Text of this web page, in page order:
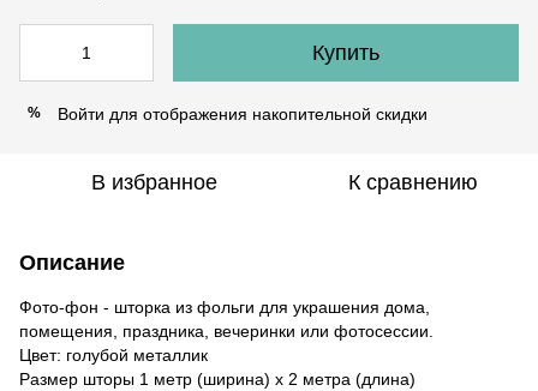
Купить
% Войти для отображения накопительной скидки
В избранное К сравнению
Описание
Фото-фон - шторка из фольги для украшения дома,
помещения, праздника, вечеринки или фотосессии.
Цвет: голубой металлик
Размер шторы 1 метр (ширина) х 2 метра (длина)